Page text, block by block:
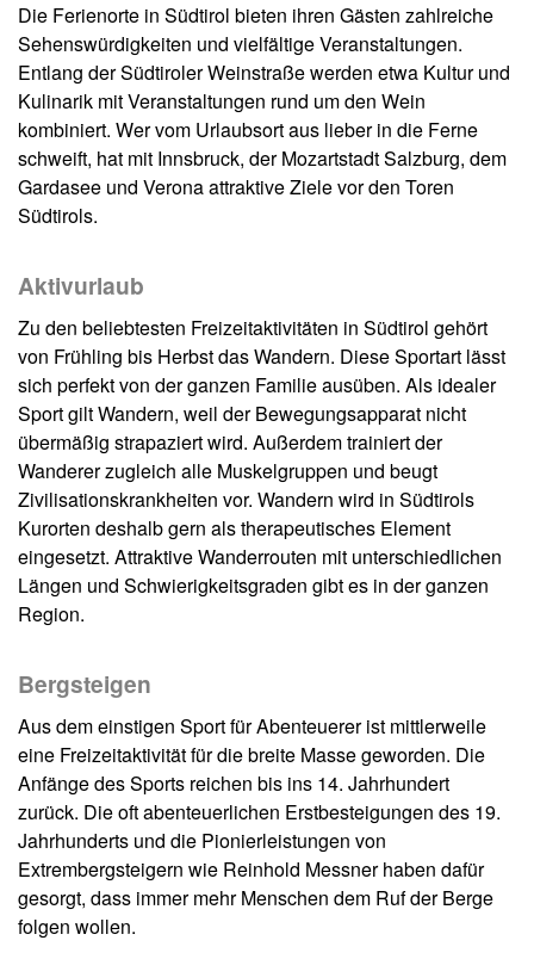
Die Ferienorte in Südtirol bieten ihren Gästen zahlreiche
Sehenswürdigkeiten und vielfältige Veranstaltungen.
Entlang der Südtiroler Weinstraße werden etwa Kultur und
Kulinarik mit Veranstaltungen rund um den Wein
kombiniert. Wer vom Urlaubsort aus lieber in die Ferne
schweift, hat mit Innsbruck, der Mozartstadt Salzburg, dem
Gardasee und Verona attraktive Ziele vor den Toren
Südtirols.
Aktivurlaub
Zu den beliebtesten Freizeitaktivitäten in Südtirol gehört
von Frühling bis Herbst das Wandern. Diese Sportart lässt
sich perfekt von der ganzen Familie ausüben. Als idealer
Sport gilt Wandern, weil der Bewegungsapparat nicht
übermäßig strapaziert wird. Außerdem trainiert der
Wanderer zugleich alle Muskelgruppen und beugt
Zivilisationskrankheiten vor. Wandern wird in Südtirols
Kurorten deshalb gern als therapeutisches Element
eingesetzt. Attraktive Wanderrouten mit unterschiedlichen
Längen und Schwierigkeitsgraden gibt es in der ganzen
Region.
Bergsteigen
Aus dem einstigen Sport für Abenteuerer ist mittlerweile
eine Freizeitaktivität für die breite Masse geworden. Die
Anfänge des Sports reichen bis ins 14. Jahrhundert
zurück. Die oft abenteuerlichen Erstbesteigungen des 19.
Jahrhunderts und die Pionierleistungen von
Extrembergsteigern wie Reinhold Messner haben dafür
gesorgt, dass immer mehr Menschen dem Ruf der Berge
folgen wollen.